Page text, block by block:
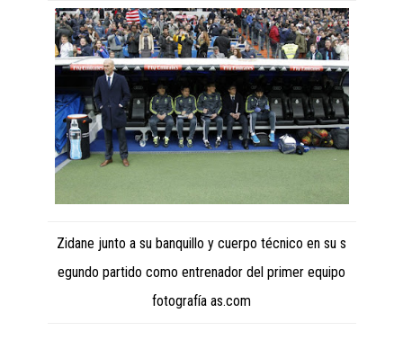
Zidane junto a su banquillo y cuerpo técnico en su s
egundo partido como entrenador del primer equipo
fotografía as.com